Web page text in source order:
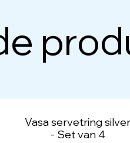
Vasa servetring silver
- Set van 4